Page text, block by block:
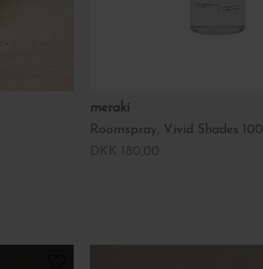
meraki
Roomspray, Vivid Shades